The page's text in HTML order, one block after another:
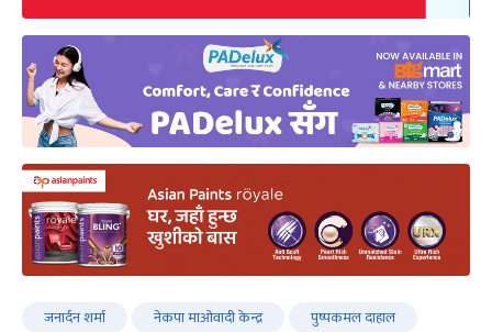
जनार्दन शर्मा नेकपा मा‌ओवादी केन्द्र पुष्पकमल दाहाल